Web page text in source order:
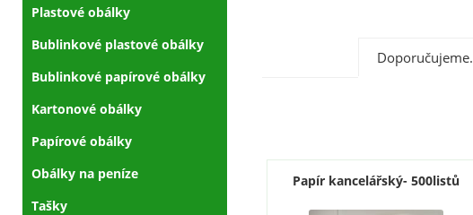
Doporučujeme.
Papír kancelářský- 500listů
Plastové obálky
Bublinkové plastové obálky
Bublinkové papírové obálky
Kartonové obálky
Papírové obálky
Obálky na peníze
Tašky